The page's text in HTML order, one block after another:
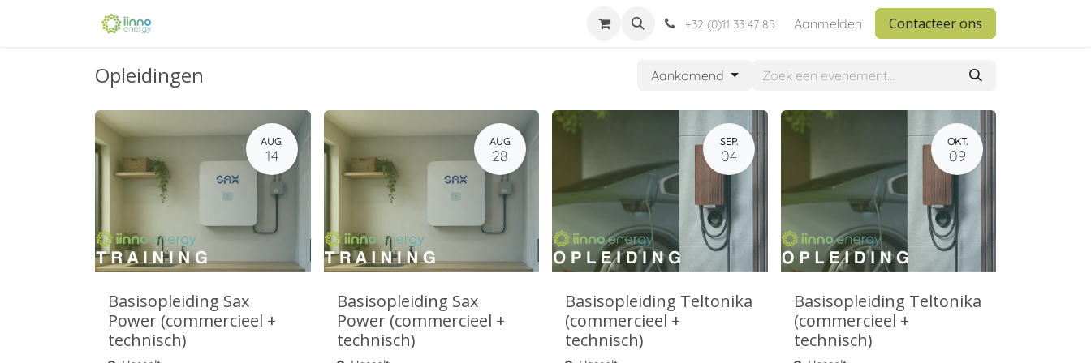
Word installateur Mijn Account+32 (0)11 33 47 85 Aanmelden Contacteer ons
Opleidingen Aankomend
AUG.
14
Basisopleiding Sax
Power (commercieel +
technisch)
AUG.
28
Basisopleiding Sax
Power (commercieel +
technisch)
SEP.
04
Basisopleiding Teltonika
(commercieel +
technisch)
OKT.
09
Basisopleiding Teltonika
(commercieel +
technisch)